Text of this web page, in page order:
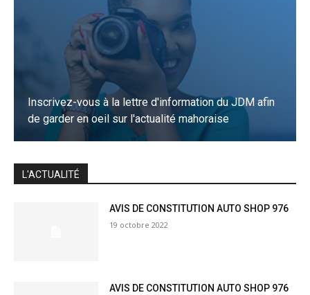
Inscrivez-vous à la lettre d'information du JDM afin
de garder en oeil sur l'actualité mahoraise
JE M'INSCRIS
L'ACTUALITÉ
AVIS DE CONSTITUTION AUTO SHOP 976
19 octobre 2022
AVIS DE CONSTITUTION AUTO SHOP 976